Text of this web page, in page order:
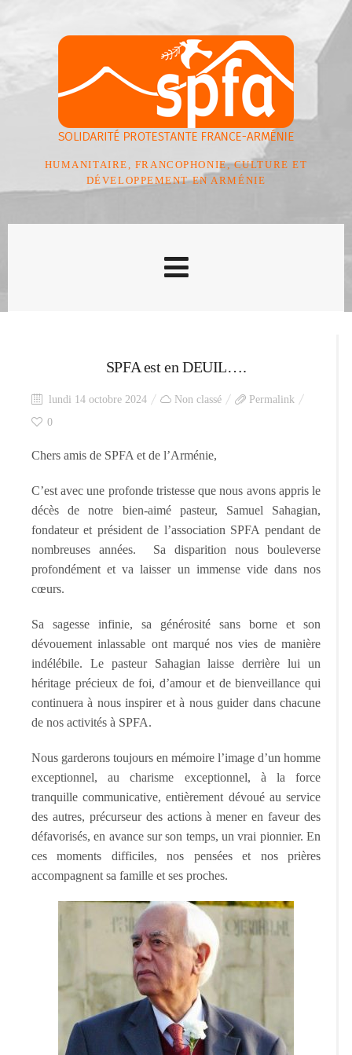
HUMANITAIRE, FRANCOPHONIE, CULTURE ET
DÉVELOPPEMENT EN ARMÉNIE
SPFA est en DEUIL….
lundi 14 octobre 2024 Non classé
Permalink
0
Chers amis de SPFA et de l’Arménie,
C’est avec une profonde tristesse que nous avons appris le
décès de notre bien-aimé pasteur, Samuel Sahagian,
fondateur et président de l’association SPFA pendant de
nombreuses années. Sa disparition nous bouleverse
profondément et va laisser un immense vide dans nos
cœurs.
Sa sagesse infinie, sa générosité sans borne et son
dévouement inlassable ont marqué nos vies de manière
indélébile. Le pasteur Sahagian laisse derrière lui un
héritage précieux de foi, d’amour et de bienveillance qui
continuera à nous inspirer et à nous guider dans chacune
de nos activités à SPFA.
Nous garderons toujours en mémoire l’image d’un homme
exceptionnel, au charisme exceptionnel, à la force
tranquille communicative, entièrement dévoué au service
des autres, précurseur des actions à mener en faveur des
défavorisés, en avance sur son temps, un vrai pionnier. En
ces moments difficiles, nos pensées et nos prières
accompagnent sa famille et ses proches.